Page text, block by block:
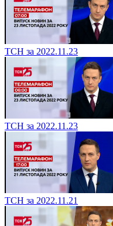
ТСН за 2022.11.23
ТСН за 2022.11.23
ТСН за 2022.11.21